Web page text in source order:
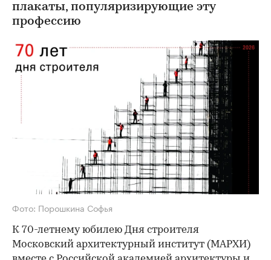
плакаты, популяризирующие эту
профессию
Фото: Порошкина Софья
К 70-летнему юбилею Дня строителя
Московский архитектурный институт (МАРХИ)